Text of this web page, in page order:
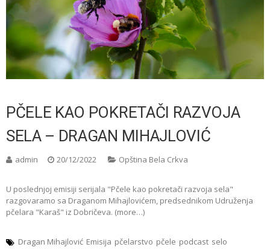
PČELE KAO POKRETAČI RAZVOJA
SELA – DRAGAN MIHAJLOVIĆ
admin 20/12/2022 Opština Bela Crkva
U poslednjoj emisiji serijala "Pčele kao pokretači razvoja sela"
razgovaramo sa Draganom Mihajlovićem, predsednikom Udruženja
pčelara "Karaš" iz Dobričeva. (more…)
Dragan Mihajlović Emisija pčelarstvo pčele podcast selo